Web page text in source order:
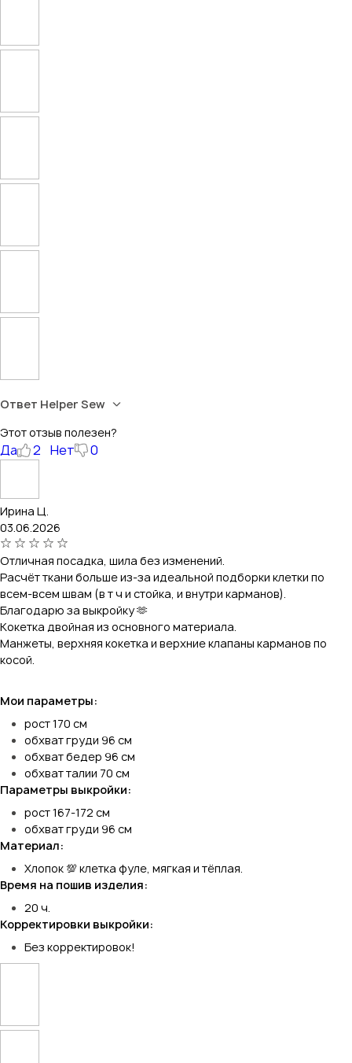
Ответ Helper Sew
Этот отзыв полезен?
Да 2 Нет 0
Ирина Ц.
03.06.2026
Отличная посадка, шила без изменений.
Расчёт ткани больше из-за идеальной подборки клетки по
всем-всем швам (в т ч и стойка, и внутри карманов).
Благодарю за выкройку 🫶
Кокетка двойная из основного материала.
Манжеты, верхняя кокетка и верхние клапаны карманов по
косой.
Мои параметры:
рост 170 см
обхват груди 96 см
обхват бедер 96 см
обхват талии 70 см
Параметры выкройки:
рост 167-172 см
обхват груди 96 см
Материал:
Хлопок 💯 клетка фуле, мягкая и тёплая.
Время на пошив изделия:
20 ч.
Корректировки выкройки:
Без корректировок!